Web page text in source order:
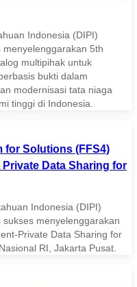
Indonesia (DIPI)
5th
multipihak untuk
bukti dalam
modernisasi tata niaga
tinggi di Indonesia.
for Solutions (FFS4)
Data Sharing for
Indonesia (DIPI)
menyelenggarakan
Private Data Sharing for
RI, Jakarta Pusat.